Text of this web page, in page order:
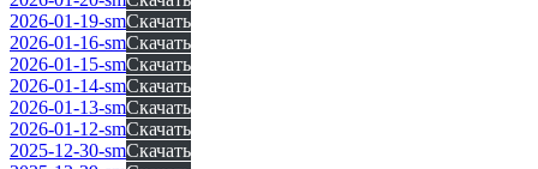
2026-01-19-smСкачать
2026-01-16-smСкачать
2026-01-15-smСкачать
2026-01-14-smСкачать
2026-01-13-smСкачать
2026-01-12-smСкачать
2025-12-30-smСкачать